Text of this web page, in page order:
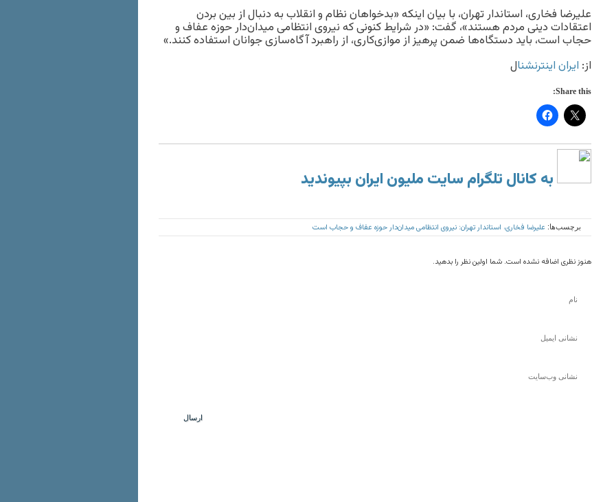
علیرضا فخاری، استاندار تهران، با بیان اینکه «بدخواهان نظام و انقلاب به دنبال از بین بردن
اعتقادات دینی مردم هستند»، گفت: «در شرایط کنونی که نیروی انتظامی میدان‌دار حوزه عفاف و
حجاب است، باید دستگاه‌ها ضمن پرهیز از موازی‌کاری، از راهبرد آگاه‌سازی جوانان استفاده کنند.»
از: ایران اینترنشنال
Share this:
به کانال تلگرام سایت ملیون ایران بپیوندید
برچسب‌ها: علیرضا فخاری، استاندار تهران: نیروی انتظامی میدان‌دار حوزه عفاف و حجاب است
هنوز نظری اضافه نشده است. شما اولین نظر را بدهید.